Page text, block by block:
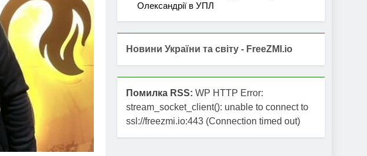
Олександрії в УПЛ
Новини України та світу - FreeZMI.io
Помилка RSS: WP HTTP Error:
stream_socket_client(): unable to connect to
ssl://freezmi.io:443 (Connection timed out)